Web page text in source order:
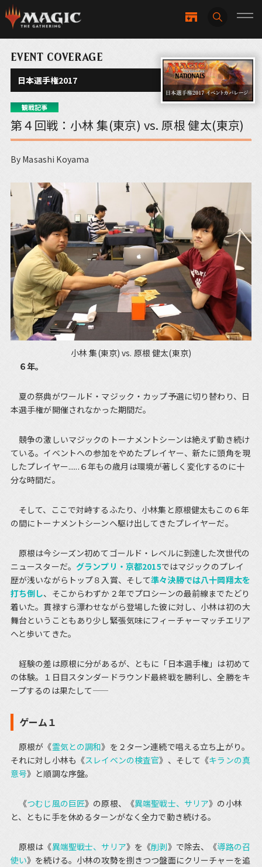
EVENT COVERAGE
日本選手権2017
観戦記事
第４回戦：小林 集(東京) vs. 原根 健太(東京)
By Masashi Koyama
小林 集(東京) vs. 原根 健太(東京)
６年。
夏の祭典がワールド・マジック・カップ予選に切り替わり、日
本選手権が開催されなかった期間だ。
競争の激しいマジックのトーナメントシーンは絶えず動き続け
ている。イベントへの参加をやめたプレイヤー、新たに頭角を現
したプレイヤー......６年もの歳月は環境が著しく変化するのに十
分な時間だ。
そして、ここで対峙するふたり、小林集と原根健太もこの６年
の間にトーナメントシーンへ駆け出してきたプレイヤーだ。
原根は今シーズン初めてゴールド・レベルに到達した次世代の
ニュースターだ。グランプリ・京都2015ではマジックのプレイ
歴が浅いながらトップ８入賞、そして準々決勝では八十岡翔太を
打ち倒し、そこからわずか２年でプロシーンの最前線までたどり
着いた。貫禄すら漂わせながら登場した彼に対し、小林は初の大
舞台ということもあり少し緊張気味にフィーチャーマッチエリア
へと歩いてきた。
経験の差は原根に分があるが、ともに「日本選手権」は初めて
の体験。１日目スタンダードラウンド最終戦を勝利し、全勝をキ
ープするのは果たして――
ゲーム１
原根が《霊気との調和》を２ターン連続で唱える立ち上がり。
それに対し小林も《スレイベンの検査官》、そして《キランの真
意号》と順調な序盤。
《つむじ風の巨匠》の原根、《異端聖戦士、サリア》の小林
と、ともに手を休めるターンがなく全力で動き続ける。
原根は《異端聖戦士、サリア》を《削剥》で除去、《導路の召
使い》を続ける。小林の攻勢を捌きつつ盤面にクリーチャーを追